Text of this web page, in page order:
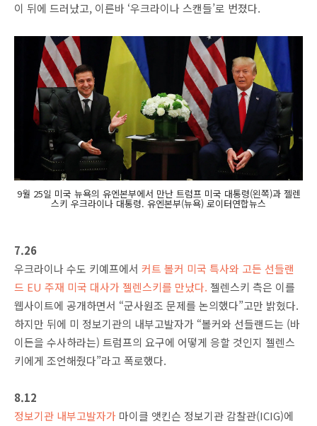
이 뒤에 드러났고, 이른바 ‘우크라이나 스캔들’로 번졌다.
9월 25일 미국 뉴욕의 유엔본부에서 만난 트럼프 미국 대통령(왼쪽)과 젤렌
스키 우크라이나 대통령. 유엔본부(뉴욕) 로이터연합뉴스
7.26
우크라이나 수도 키예프에서 커트 볼커 미국 특사와 고든 선들랜
드 EU 주재 미국 대사가 젤렌스키를 만났다. 젤렌스키 측은 이를
웹사이트에 공개하면서 “군사원조 문제를 논의했다”고만 밝혔다.
하지만 뒤에 미 정보기관의 내부고발자가 “볼커와 선들랜드는 (바
이든을 수사하라는) 트럼프의 요구에 어떻게 응할 것인지 젤렌스
키에게 조언해줬다”라고 폭로했다.
8.12
정보기관 내부고발자가 마이클 앳킨슨 정보기관 감찰관(ICIG)에